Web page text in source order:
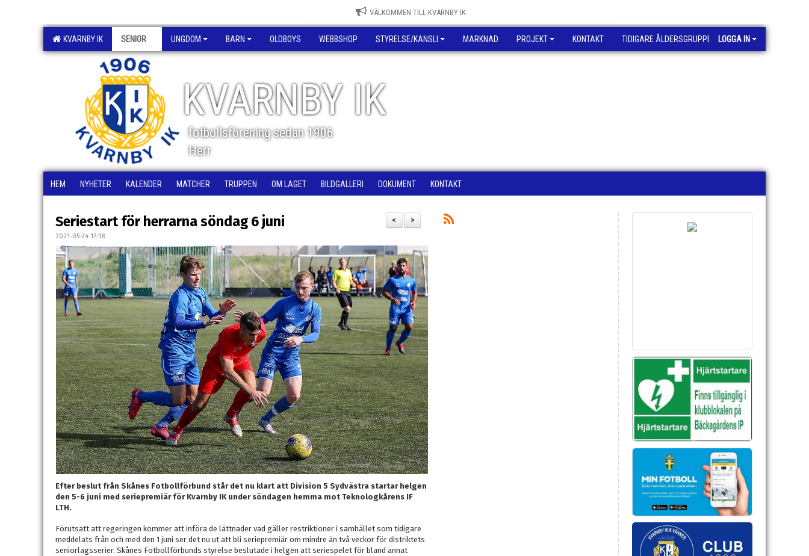
VÄLKOMMEN TILL KVARNBY IK
KVARNBY IK SENIOR UNGDOM BARN OLDBOYS WEBBSHOP STYRELSE/KANSLI MARKNAD PROJEKT KONTAKT TIDIGARE ÅLDERSGRUPPER LOGGA IN
KVARNBY IK
fotbollsförening sedan 1906
Herr
HEM NYHETER KALENDER MATCHER TRUPPEN OM LAGET BILDGALLERI DOKUMENT KONTAKT
>
<
Seriestart för herrarna söndag 6 juni
2021-05-24 17:18
Efter beslut från Skånes Fotbollförbund står det nu klart att Division 5 Sydvästra startar helgen
den 5-6 juni med seriepremiär för Kvarnby IK under söndagen hemma mot Teknologkårens IF
LTH.
Förutsatt att regeringen kommer att införa de lättnader vad gäller restriktioner i samhället som tidigare
meddelats från och med den 1 juni ser det nu ut att bli seriepremiär om mindre än två veckor för distriktets
seniorlagsserier. Skånes Fotbollförbunds styrelse beslutade i helgen att seriespelet för bland annat